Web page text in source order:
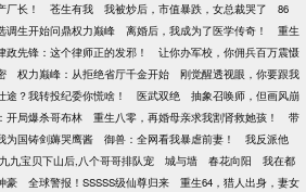
厂长！ 苍生有我 我被炒后，市值暴跌，女总裁哭了
86
调生开始问鼎权力巅峰 离婚后，我成为了医学传奇！
重生
政先锋：这个律师正的发邪！
让你办军校，你佣兵百万震慑
权力巅峰：从拒绝省厅千金开始
刚觉醒透视眼，你要跟我
途？我转投纪委你慌啥！ 医武双绝
抽象召唤师，但画风崩
开局爆杀哥布林 重生八零，再婚母亲求我割肾救她孩！
带
为国铸剑薅哭鹰酱 御兽：全网看我暴虐前妻！
我反派他
九九宝贝下山后,八个哥哥排队宠 城与墙 春花向阳
我在都
豪 全球警报！SSSSS级仙尊归来
重生64，猎人出身，妻女